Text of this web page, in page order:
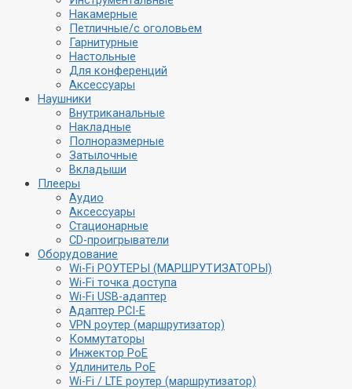
Накамерные
Петличные/с оголовьем
Гарнитурные
Настольные
Для конференций
Аксессуары
Наушники
Внутриканальные
Накладные
Полноразмерные
Затылочные
Вкладыши
Плееры
Аудио
Аксессуары
Стационарные
CD-проигрыватели
Оборудование
Wi-Fi РОУТЕРЫ (МАРШРУТИЗАТОРЫ)
Wi-Fi точка доступа
Wi-Fi USB-адаптер
Адаптер PCI-E
VPN роутер (маршрутизатор)
Коммутаторы
Инжектор PoE
Удлинитель PoE
Wi-Fi / LTE роутер (маршрутизатор)